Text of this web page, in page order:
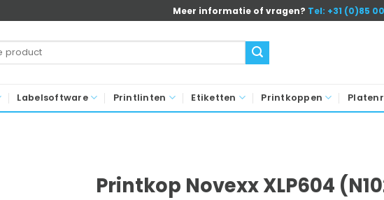
Meer informatie of vragen? Tel: +31 (0)85
Labelsoftware Printlinten Etiketten Printkoppen
Printkop Novexx XLP604